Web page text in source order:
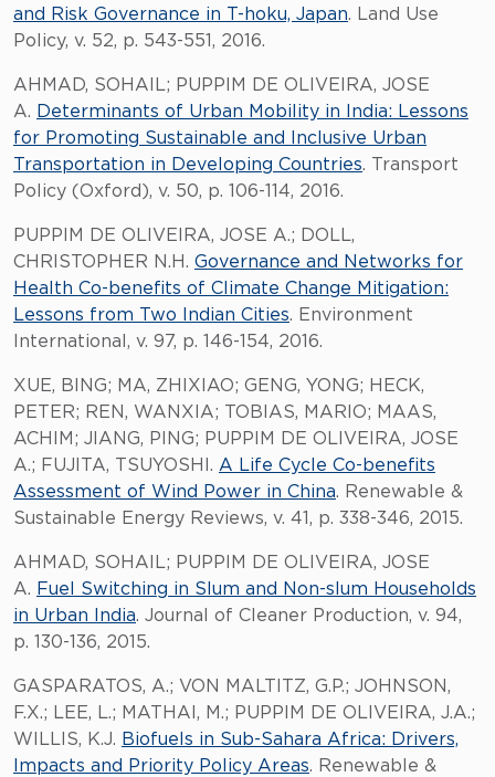
and Risk Governance in T-hoku, Japan. Land Use
Policy, v. 52, p. 543-551, 2016.
AHMAD, SOHAIL; PUPPIM DE OLIVEIRA, JOSE
A. Determinants of Urban Mobility in India: Lessons
for Promoting Sustainable and Inclusive Urban
Transportation in Developing Countries. Transport
Policy (Oxford), v. 50, p. 106-114, 2016.
PUPPIM DE OLIVEIRA, JOSE A.; DOLL,
CHRISTOPHER N.H. Governance and Networks for
Health Co-benefits of Climate Change Mitigation:
Lessons from Two Indian Cities. Environment
International, v. 97, p. 146-154, 2016.
XUE, BING; MA, ZHIXIAO; GENG, YONG; HECK,
PETER; REN, WANXIA; TOBIAS, MARIO; MAAS,
ACHIM; JIANG, PING; PUPPIM DE OLIVEIRA, JOSE
A.; FUJITA, TSUYOSHI. A Life Cycle Co-benefits
Assessment of Wind Power in China. Renewable &
Sustainable Energy Reviews, v. 41, p. 338-346, 2015.
AHMAD, SOHAIL; PUPPIM DE OLIVEIRA, JOSE
A. Fuel Switching in Slum and Non-slum Households
in Urban India. Journal of Cleaner Production, v. 94,
p. 130-136, 2015.
GASPARATOS, A.; VON MALTITZ, G.P.; JOHNSON,
F.X.; LEE, L.; MATHAI, M.; PUPPIM DE OLIVEIRA, J.A.;
WILLIS, K.J. Biofuels in Sub-Sahara Africa: Drivers,
Impacts and Priority Policy Areas. Renewable &